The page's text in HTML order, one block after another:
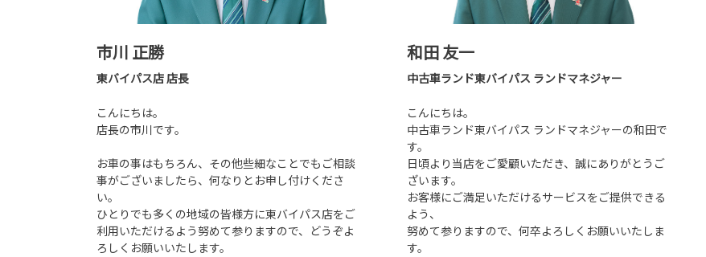
市川 正勝
東バイパス店 店長
こんにちは。
店長の市川です。
お車の事はもちろん、その他些細なことでもご相談
事がございましたら、何なりとお申し付けくださ
い。
ひとりでも多くの地域の皆様方に東バイパス店をご
利用いただけるよう努めて参りますので、どうぞよ
ろしくお願いいたします。
和田 友一
中古車ランド東バイパス ランドマネジャー
こんにちは。
中古車ランド東バイパス ランドマネジャーの和田で
す。
日頃より当店をご愛顧いただき、誠にありがとうご
ざいます。
お客様にご満足いただけるサービスをご提供できる
よう、
努めて参りますので、何卒よろしくお願いいたしま
す。